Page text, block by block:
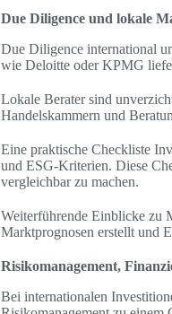
Due Diligence und lokale
Due Diligence international
wie Deloitte oder KPMG
Lokale Berater sind
Handelskammern und
Eine praktische Checkliste
und ESG-Kriterien. Diese
vergleichbar zu machen.
Weiterführende Einblicke zu
Marktprognosen erstellt und
Risikomanagement,
Bei internationalen